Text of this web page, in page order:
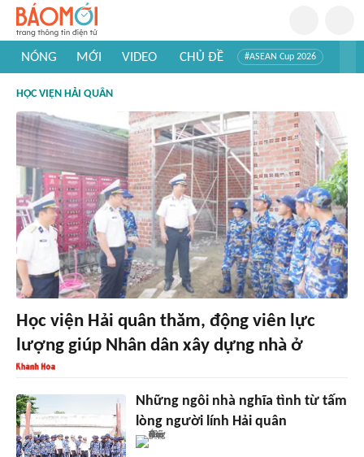
NÓNG MỚI VIDEO CHỦ ĐỀ #ASEAN Cup 2026
#Khám phá thế giới
HỌC VIỆN HẢI QUÂN
Học viện Hải quân thăm, động viên lực
lượng giúp Nhân dân xây dựng nhà ở
Những ngôi nhà nghĩa tình từ tấm
lòng người lính Hải quân